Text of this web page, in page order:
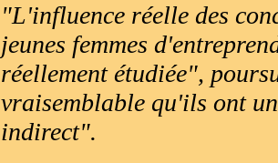
"L'influence réelle des
jeunes femmes
réellement étudiée",
vraisemblable qu'ils ont
indirect".